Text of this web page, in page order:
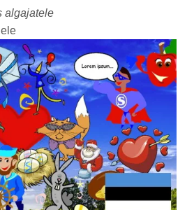
algajatele